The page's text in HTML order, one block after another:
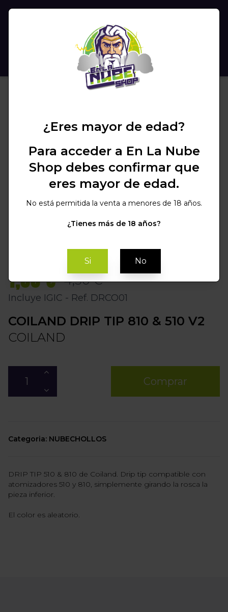
1,00 € 4,50 €
Incluye IGIC - Ref. DRCO01
COILAND DRIP TIP 810 & 510 V2
COILAND
Comprar
Categoria: NUBECHOLLOS
DRIP TIP 510 & 810 de Coiland. Drip tip compatible con
atomizadores 510 y 810, simplemente girando la rosca la
pieza inferior.
El color es aleatorio.
¿Eres mayor de edad?
Para acceder a En La Nube
Shop debes confirmar que
eres mayor de edad.
No está permitida la venta a menores de 18 años.
¿Tienes más de 18 años?
Si No